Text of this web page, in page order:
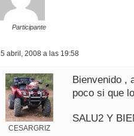
Participante
5 abril, 2008 a las 19:58
CESARGRIZ
Bienvenido ,
poco si que
SALU2 Y